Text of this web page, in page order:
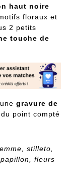
haut noire
floraux et
2 petits
touche de
gravure de
point compté
stilleto,
fleurs